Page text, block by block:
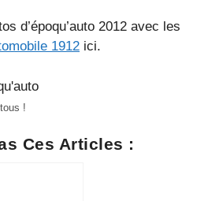
d’époqu’auto 2012 avec les
1912 ici.
!
Ces Articles :